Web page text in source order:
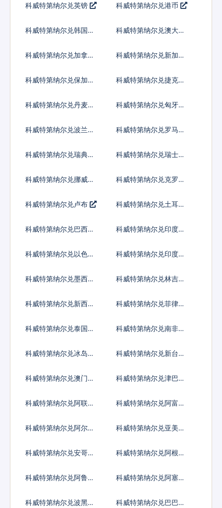
科威特第纳尔兑英镑 科威特第纳尔兑港币
科威特第纳尔兑韩国元
科威特第纳尔兑澳大利
科威特第纳尔兑加拿大
科威特第纳尔兑新加坡
科威特第纳尔兑保加利
科威特第纳尔兑捷克货
科威特第纳尔兑丹麦克
科威特第纳尔兑匈牙利
科威特第纳尔兑波兰兹
科威特第纳尔兑罗马尼
科威特第纳尔兑瑞典克
科威特第纳尔兑瑞士法
科威特第纳尔兑挪威克
科威特第纳尔兑克罗地
科威特第纳尔兑卢布
科威特第纳尔兑土耳其
科威特第纳尔兑巴西雷
科威特第纳尔兑印度尼
科威特第纳尔兑以色列
科威特第纳尔兑印度卢
科威特第纳尔兑墨西哥
科威特第纳尔兑林吉特
科威特第纳尔兑新西兰
科威特第纳尔兑菲律宾
科威特第纳尔兑泰国铢
科威特第纳尔兑南非兰
科威特第纳尔兑冰岛克
科威特第纳尔兑新台币
科威特第纳尔兑澳门元
科威特第纳尔兑津巴布
科威特第纳尔兑阿联酋
科威特第纳尔兑阿富汗
科威特第纳尔兑阿尔巴
科威特第纳尔兑亚美尼
科威特第纳尔兑安哥拉
科威特第纳尔兑阿根廷
科威特第纳尔兑阿鲁巴
科威特第纳尔兑阿塞拜
科威特第纳尔兑波黑马 科威特第纳尔兑巴巴多